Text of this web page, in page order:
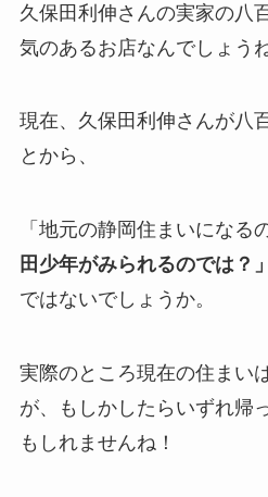
久保田利伸さんの実家の八
気のあるお店なんでしょう
現在、久保田利伸さんが八
とから、
「地元の静岡住まいになる
田少年がみられるのでは？」
ではないでしょうか。
実際のところ現在の住まい
が、もしかしたらいずれ帰
もしれませんね！